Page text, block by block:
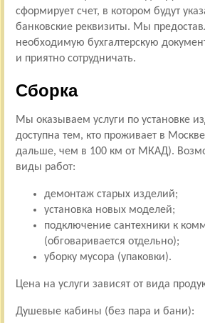
сформирует счет, в котором будут
банковские реквизиты. Мы
необходимую бухгалтерскую
и приятно сотрудничать.
Сборка
Мы оказываем услуги по установке
доступна тем, кто проживает в
дальше, чем в 100 км от МКАД).
виды работ:
демонтаж старых изделий;
установка новых моделей;
подключение сантехники к
(обговаривается отдельно);
уборку мусора (упаковки).
Цена на услуги зависят от вида
Душевые кабины (без пара и бани):